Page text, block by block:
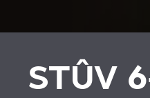
STÛV